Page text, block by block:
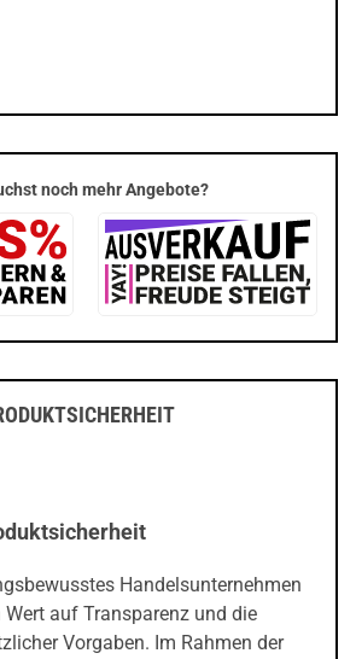
noch mehr Angebote?
Handelsunternehmen
auf Transparenz und die
Vorgaben. Im Rahmen der